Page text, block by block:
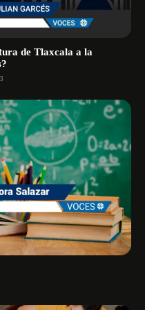
de Tlaxcala a la